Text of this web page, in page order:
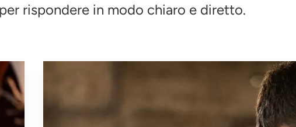
rispondere in modo chiaro e diretto.